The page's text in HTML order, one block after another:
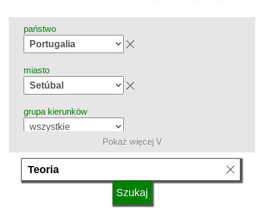
państwo
miasto
grupa kierunków
język
Pokaż więcej V